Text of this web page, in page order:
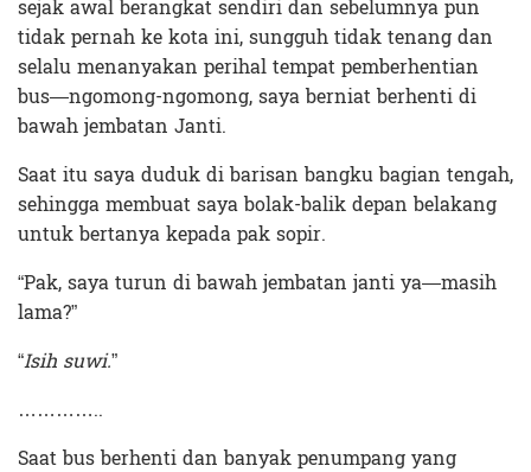
sejak awal berangkat sendiri dan sebelumnya pun
tidak pernah ke kota ini, sungguh tidak tenang dan
selalu menanyakan perihal tempat pemberhentian
bus—ngomong-ngomong, saya berniat berhenti di
bawah jembatan Janti.
Saat itu saya duduk di barisan bangku bagian tengah,
sehingga membuat saya bolak-balik depan belakang
untuk bertanya kepada pak sopir.
“Pak, saya turun di bawah jembatan janti ya—masih
lama?”
“Isih suwi.”
…………..
Saat bus berhenti dan banyak penumpang yang